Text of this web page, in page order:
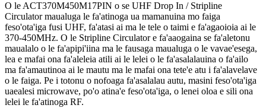
O le ACT370M450M17PIN o se UHF Drop In / Stripline
Circulator maualuga le fa'atinoga ua mamanuina mo faiga
feso'ota'iga fusi UHF, fa'atasi ai ma le tele o taimi e fa'agaoioia ai le
370-450MHz. O le Stripline Circulator e fa'aaogaina se fa'aletonu
maualalo o le fa'apipi'iina ma le fausaga maualuga o le vavae'esega,
lea e mafai ona fa'aleleia atili ai le lelei o le fa'asalalauina o fa'ailo
ma fa'amautinoa ai le mautu ma le mafai ona tete'e atu i fa'alavelave
o le faiga. Pe i totonu o nofoaga fa'asalalau autu, masini feso'ota'iga
uaealesi microwave, po'o atina'e feso'ota'iga, o lenei oloa e sili ona
lelei le fa'atinoga RF.